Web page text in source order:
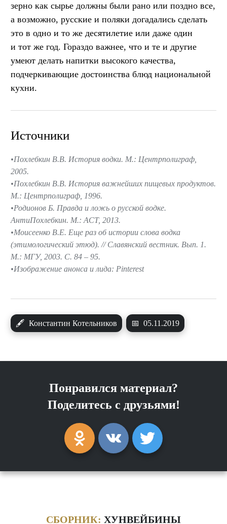
зерно как сырье должны были рано или поздно все,
а возможно, русские и поляки догадались сделать
это в одно и то же десятилетие или даже один
и тот же год. Гораздо важнее, что и те и другие
умеют делать напитки высокого качества,
подчеркивающие достоинства блюд национальной
кухни.
🖋 Константин Котельников 📅 05.11.2019
Источники
Похлебкин В.В. История водки. М.: Центрполиграф,
2005.
Похлебкин В.В. История важнейших пищевых продуктов.
М.: Центрполиграф, 1996.
Родионов Б. Правда и ложь о русской водке.
АнтиПохлебкин. М.: АСТ, 2013.
Моисеенко В.Е. Еще раз об истории слова водка
(этимологический этюд). // Славянский вестник. Вып. 1.
М.: МГУ, 2003. С. 84 – 95.
Изображение анонса и лида: Pinterest
Понравился материал?
Поделитесь с друзьями!
СБОРНИК: ХУНВЕЙБИНЫ